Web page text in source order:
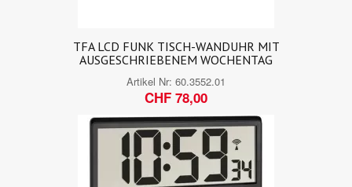
TFA LCD FUNK TISCH-WANDUHR MIT
AUSGESCHRIEBENEM WOCHENTAG
Artikel Nr: 60.3552.01
CHF 78,00